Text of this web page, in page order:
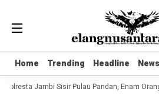
Home Trending Headline News
Home Trending Headline News
Jambi Sisir Pulau Pandan, Enam Orang